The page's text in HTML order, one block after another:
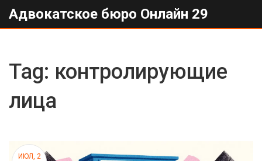
Адвокатское бюро Онлайн 29
Tag: контролирующие
лица
ИЮЛ, 2